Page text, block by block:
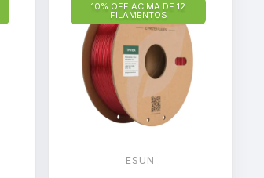
10% OFF ACIMA DE 12
FILAMENTOS
ESUN